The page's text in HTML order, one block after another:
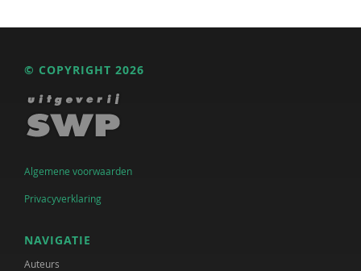
© COPYRIGHT 2026
Algemene voorwaarden
Privacyverklaring
NAVIGATIE
Auteurs